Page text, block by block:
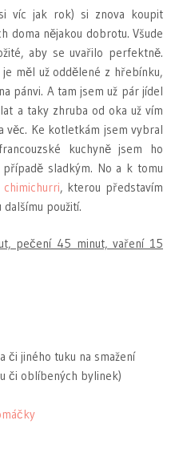
víc jak rok) si znova koupit
doma nějakou dobrotu. Všude
aby se uvařilo perfektně.
měl už oddělené z hřebínku,
pánvi. A tam jsem už pár jídel
a taky zhruba od oka už vím
věc. Ke kotletkám jsem vybral
kuchyně jsem ho
sladkým. No a k tomu
chimichurri, kterou představím
použití.
pečení 45 minut, vaření 15
či jiného tuku na smažení
či oblíbených bylinek)